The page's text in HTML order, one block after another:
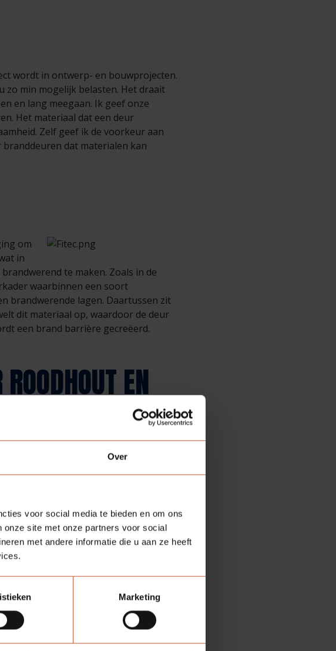
Over
voor social media te bieden en om ons
site met onze partners voor social
met andere informatie die u aan ze heeft
Marketing
wordt in ontwerp- en bouwprojecten.
zo min mogelijk belasten. Het draait
en lang meegaan. Ik geef onze
Het materiaal dat een deur
Zelf geef ik de voorkeur aan
dat materialen kan
om
in
te maken. Zoals in de
waarbinnen een soort
brandwerende lagen. Daartussen zit
dit materiaal op, waardoor de deur
een brand barrière gecreëerd.
EN
mee gaan. Zij willen tenslotte een
behouden blijft. Bij branddeuren is
ze erg gevoelig. Veelvuldig gebruik
dat de strips verweren of zelfs
ware te ‘verstoppen’ achter de
materiaal van de deur
alternatief voor hout. In
in het krom- of
de kans op kromtrekken in het